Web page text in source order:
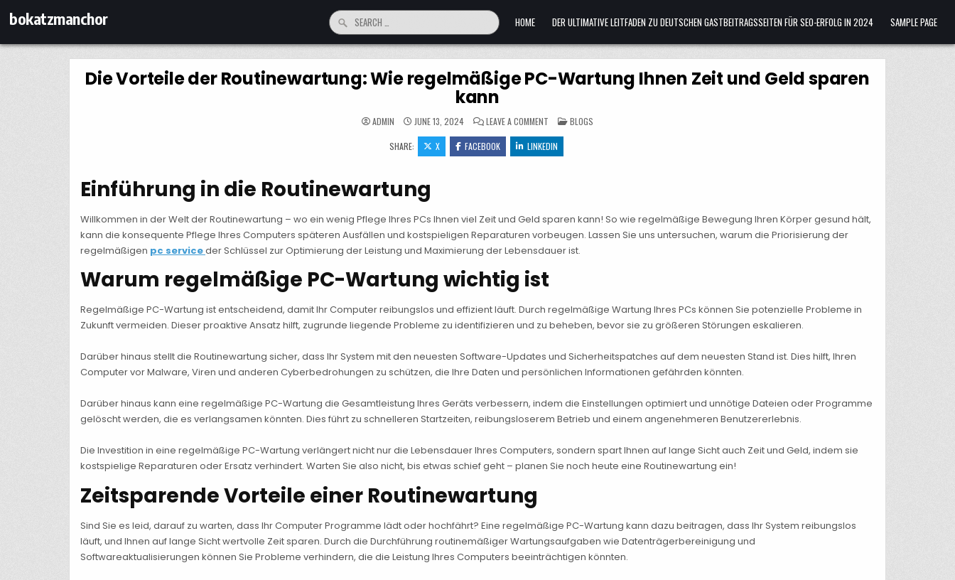
bokatzmanchor
Search
for:
HOME DER ULTIMATIVE LEITFADEN ZU DEUTSCHEN GASTBEITRAGSSEITEN FÜR SEO-ERFOLG IN 2024 SAMPLE PAGE
Die Vorteile der Routinewartung: Wie regelmäßige PC-Wartung Ihnen Zeit und Geld sparen
kann
ADMIN JUNE 13, 2024 LEAVE A COMMENT
DIE
VORTEILE
DER
ROUTINEWARTUNG:
ELD S
PAREN K
ANN
POSTED
IN
BLOGS
SHARE: X FACEBOOK LINKEDIN
Einführung in die Routinewartung
Willkommen in der Welt der Routinewartung – wo ein wenig Pflege Ihres PCs Ihnen viel Zeit und Geld sparen kann! So wie regelmäßige Bewegung Ihren Körper gesund hält,
kann die konsequente Pflege Ihres Computers späteren Ausfällen und kostspieligen Reparaturen vorbeugen. Lassen Sie uns untersuchen, warum die Priorisierung der
regelmäßigen pc serviceder Schlüssel zur Optimierung der Leistung und Maximierung der Lebensdauer ist.
Warum regelmäßige PC-Wartung wichtig ist
Regelmäßige PC-Wartung ist entscheidend, damit Ihr Computer reibungslos und effizient läuft. Durch regelmäßige Wartung Ihres PCs können Sie potenzielle Probleme in
Zukunft vermeiden. Dieser proaktive Ansatz hilft, zugrunde liegende Probleme zu identifizieren und zu beheben, bevor sie zu größeren Störungen eskalieren.
Darüber hinaus stellt die Routinewartung sicher, dass Ihr System mit den neuesten Software-Updates und Sicherheitspatches auf dem neuesten Stand ist. Dies hilft, Ihren
Computer vor Malware, Viren und anderen Cyberbedrohungen zu schützen, die Ihre Daten und persönlichen Informationen gefährden könnten.
Darüber hinaus kann eine regelmäßige PC-Wartung die Gesamtleistung Ihres Geräts verbessern, indem die Einstellungen optimiert und unnötige Dateien oder Programme
gelöscht werden, die es verlangsamen könnten. Dies führt zu schnelleren Startzeiten, reibungsloserem Betrieb und einem angenehmeren Benutzererlebnis.
Die Investition in eine regelmäßige PC-Wartung verlängert nicht nur die Lebensdauer Ihres Computers, sondern spart Ihnen auf lange Sicht auch Zeit und Geld, indem sie
kostspielige Reparaturen oder Ersatz verhindert. Warten Sie also nicht, bis etwas schief geht – planen Sie noch heute eine Routinewartung ein!
Zeitsparende Vorteile einer Routinewartung
Sind Sie es leid, darauf zu warten, dass Ihr Computer Programme lädt oder hochfährt? Eine regelmäßige PC-Wartung kann dazu beitragen, dass Ihr System reibungslos
läuft, und Ihnen auf lange Sicht wertvolle Zeit sparen. Durch die Durchführung routinemäßiger Wartungsaufgaben wie Datenträgerbereinigung und
Softwareaktualisierungen können Sie Probleme verhindern, die die Leistung Ihres Computers beeinträchtigen könnten.